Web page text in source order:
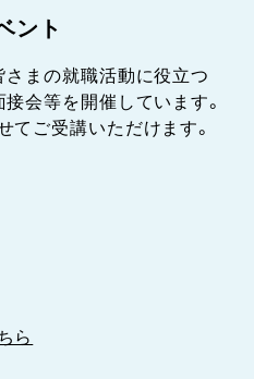
ント
さまの就職活動に役立つ
会等を開催しています。
てご受講いただけます。
ら